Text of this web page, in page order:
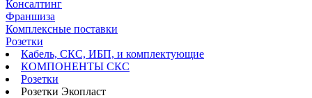
Консалтинг
Франшиза
Комплексные поставки
Розетки
Кабель, СКС, ИБП, и комплектующие
КОМПОНЕНТЫ СКС
Розетки
Розетки Экопласт